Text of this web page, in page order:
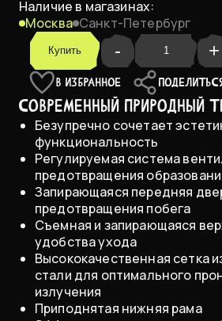
90 x 45 x 45 см В НАЛИЧИИ
90 x 45 x 60 см
Наличие в магазинах:
Москва Санкт-Петербург
Купить - +
В ИЗБРАННОЕ
Современный природный
Безупречно сочетает
функциональность
Регулируемая система
предотвращения
Запирающаяся передняя
предотвращения побега
Съемная и запирающаяся
удобства ухода
Высококачественная сетка
стали для оптимального
излучения
Приподнятая нижняя рама